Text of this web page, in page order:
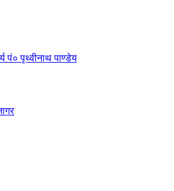
पं० पृथ्वीनाथ पाण्डेय